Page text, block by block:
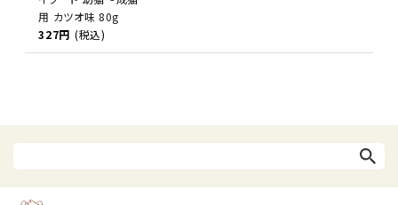
用 カツオ味 80g
327円 (税込)